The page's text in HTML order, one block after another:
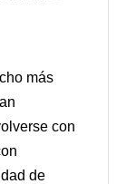
más
con
de